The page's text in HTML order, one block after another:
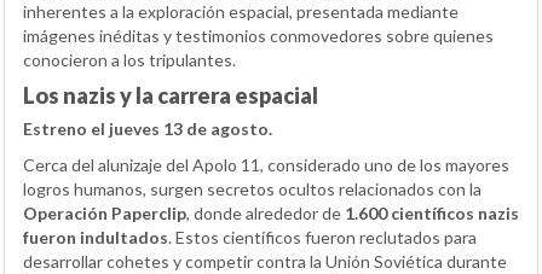
inherentes a la exploración espacial, presentada mediante
imágenes inéditas y testimonios conmovedores sobre quienes
conocieron a los tripulantes.
Los nazis y la carrera espacial
Estreno el jueves 13 de agosto.
Cerca del alunizaje del Apolo 11, considerado uno de los mayores
logros humanos, surgen secretos ocultos relacionados con la
Operación Paperclip, donde alrededor de 1.600 científicos nazis
fueron indultados. Estos científicos fueron reclutados para
desarrollar cohetes y competir contra la Unión Soviética durante